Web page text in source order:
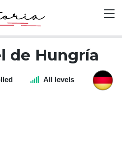
de Hungría
All levels